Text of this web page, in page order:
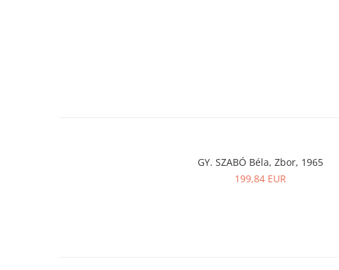
GY. SZABÓ Béla, Zbor, 1965
199,84 EUR